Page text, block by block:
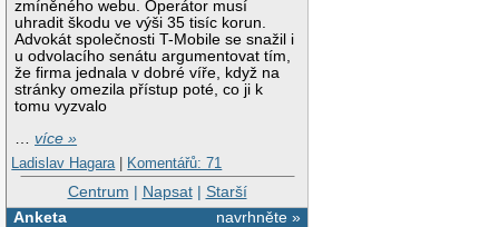
zmíněného webu. Operátor musí
uhradit škodu ve výši 35 tisíc korun.
Advokát společnosti T-Mobile se snažil i
u odvolacího senátu argumentovat tím,
že firma jednala v dobré víře, když na
stránky omezila přístup poté, co ji k
tomu vyzvalo
…více »
Ladislav Hagara | Komentářů: 71
Centrum | Napsat| Starší
navrhněte »
Anketa